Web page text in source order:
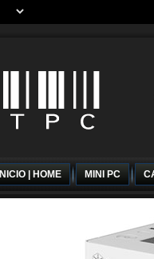
INICIO | HOME MINI PC